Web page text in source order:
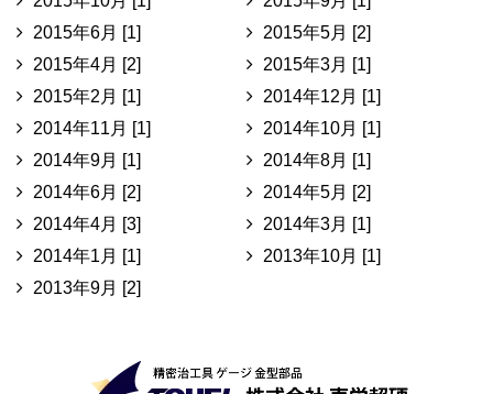
2015年6月 [1]
2015年5月 [2]
2015年4月 [2]
2015年3月 [1]
2015年2月 [1]
2014年12月 [1]
2014年11月 [1]
2014年10月 [1]
2014年9月 [1]
2014年8月 [1]
2014年6月 [2]
2014年5月 [2]
2014年4月 [3]
2014年3月 [1]
2014年1月 [1]
2013年10月 [1]
2013年9月 [2]